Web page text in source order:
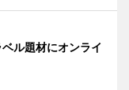
ル題材にオンライ